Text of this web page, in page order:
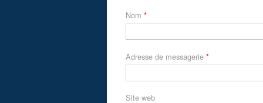
Nom*
Adresse de messagerie*
Site web